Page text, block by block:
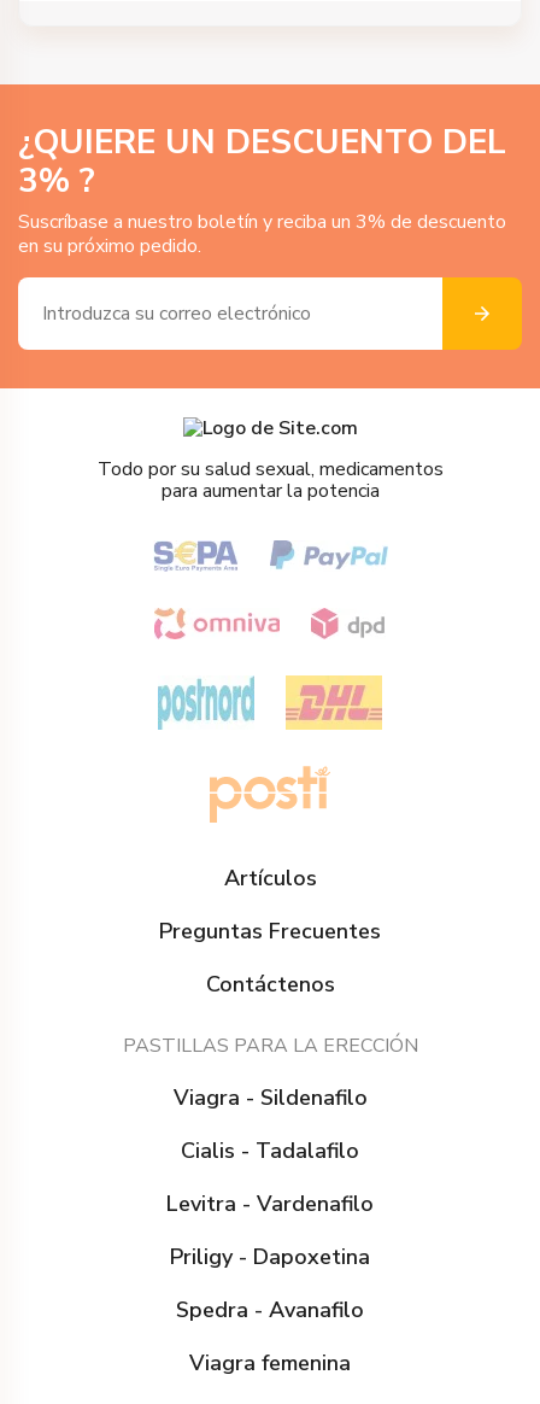
¿QUIERE UN DESCUENTO DEL
3% ?
Suscríbase a nuestro boletín y reciba un 3% de descuento
en su próximo pedido.
Todo por su salud sexual, medicamentos
para aumentar la potencia
Artículos
Preguntas Frecuentes
Contáctenos
PASTILLAS PARA LA ERECCIÓN
Viagra - Sildenafilo
Cialis - Tadalafilo
Levitra - Vardenafilo
Priligy - Dapoxetina
Spedra - Avanafilo
Viagra femenina